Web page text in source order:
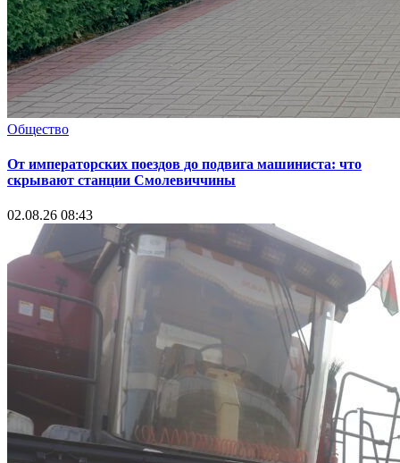
Общество
От императорских поездов до подвига машиниста: что
скрывают станции Смолевиччины
02.08.26 08:43